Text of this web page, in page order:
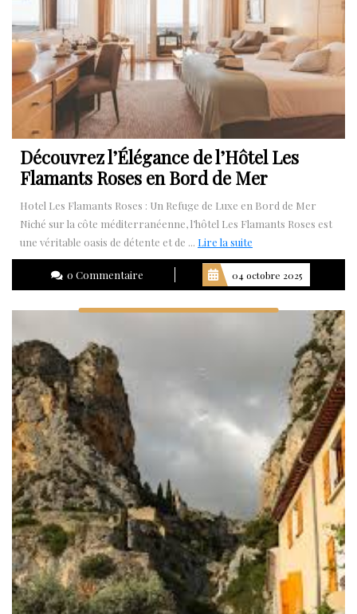
Découvrez l’Élégance de l’Hôtel Les
Flamants Roses en Bord de Mer
Hotel Les Flamants Roses : Un Refuge de Luxe en Bord de Mer
Niché sur la côte méditerranéenne, l’hôtel Les Flamants Roses est
une véritable oasis de détente et de ... Lire la suite
la
suite
0 Commentaire 04 octobre 2025